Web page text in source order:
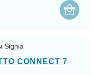
Signia
CONNECT 7